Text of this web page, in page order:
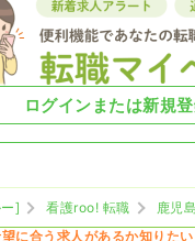
ログインまたは新規
] 看護roo! 転職 鹿児
望に合う求人があるか知りたい